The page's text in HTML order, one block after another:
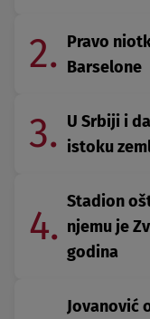
2. Pravo
Barselone
3. U Srbiji i
istoku
4.
Stadion
njemu je
godina
Jovanović